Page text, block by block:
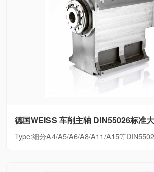
Type:细分A4/A5/A6/A8/A11/A15等